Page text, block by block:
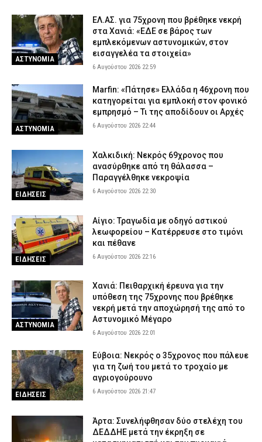
Ελλάδα – Οι έξι πιο επικίνδυνες εβδομάδες του έτους
ΕΙΔΗΣΕΙΣ 6 Αυγούστου 2026 16:37
Δυτική Μάνη: Συνελήφθη 27χρονος την ώρα που παραλάμβανε
δέμα με κάνναβη
ΑΣΤΥΝΟΜΙΑ
ΕΛ.ΑΣ. για 75χρονη που βρέθηκε νεκρή
στα Χανιά: «ΕΔΕ σε βάρος των
εμπλεκόμενων αστυνομικών, στον
εισαγγελέα τα στοιχεία»
6 Αυγούστου 2026 22:59
ΑΣΤΥΝΟΜΙΑ
Marfin: «Πάτησε» Ελλάδα η 46χρονη που
κατηγορείται για εμπλοκή στον φονικό
εμπρησμό – Τι της αποδίδουν οι Αρχές
6 Αυγούστου 2026 22:44
ΕΙΔΗΣΕΙΣ
Χαλκιδική: Νεκρός 69χρονος που
ανασύρθηκε από τη θάλασσα –
Παραγγέλθηκε νεκροψία
6 Αυγούστου 2026 22:30
ΕΙΔΗΣΕΙΣ
Αίγιο: Τραγωδία με οδηγό αστικού
λεωφορείου – Κατέρρευσε στο τιμόνι
και πέθανε
6 Αυγούστου 2026 22:16
ΑΣΤΥΝΟΜΙΑ
Χανιά: Πειθαρχική έρευνα για την
υπόθεση της 75χρονης που βρέθηκε
νεκρή μετά την αποχώρησή της από το
Αστυνομικό Μέγαρο
6 Αυγούστου 2026 22:01
ΕΙΔΗΣΕΙΣ
Εύβοια: Νεκρός ο 35χρονος που πάλευε
για τη ζωή του μετά το τροχαίο με
αγριογούρουνο
6 Αυγούστου 2026 21:47
Άρτα: Συνελήφθησαν δύο στελέχη του
ΔΕΔΔΗΕ μετά την έκρηξη σε